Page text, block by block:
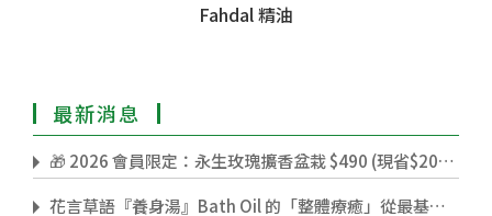
Fahdal 精油
最新消息
🎁 2026 會員限定：永生玫瑰擴香盆栽 $490 (現省$200) 🎄
花言草語『養身湯』Bath Oil 的「整體療癒」從最基本的『成分』開始。(需先登入VIP會員帳密)